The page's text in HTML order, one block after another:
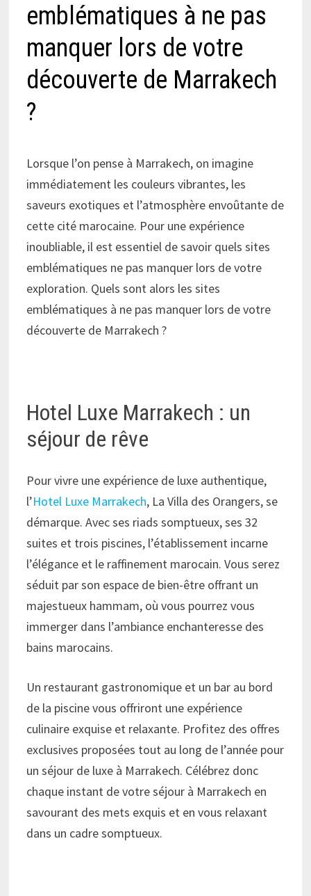
emblématiques à ne pas
manquer lors de votre
découverte de Marrakech
?
Lorsque l’on pense à Marrakech, on imagine
immédiatement les couleurs vibrantes, les
saveurs exotiques et l’atmosphère envoûtante de
cette cité marocaine. Pour une expérience
inoubliable, il est essentiel de savoir quels sites
emblématiques ne pas manquer lors de votre
exploration. Quels sont alors les sites
emblématiques à ne pas manquer lors de votre
découverte de Marrakech ?
Hotel Luxe Marrakech : un
séjour de rêve
Pour vivre une expérience de luxe authentique,
l’Hotel Luxe Marrakech, La Villa des Orangers, se
démarque. Avec ses riads somptueux, ses 32
suites et trois piscines, l’établissement incarne
l’élégance et le raffinement marocain. Vous serez
séduit par son espace de bien-être offrant un
majestueux hammam, où vous pourrez vous
immerger dans l’ambiance enchanteresse des
bains marocains.
Un restaurant gastronomique et un bar au bord
de la piscine vous offriront une expérience
culinaire exquise et relaxante. Profitez des offres
exclusives proposées tout au long de l’année pour
un séjour de luxe à Marrakech. Célébrez donc
chaque instant de votre séjour à Marrakech en
savourant des mets exquis et en vous relaxant
dans un cadre somptueux.